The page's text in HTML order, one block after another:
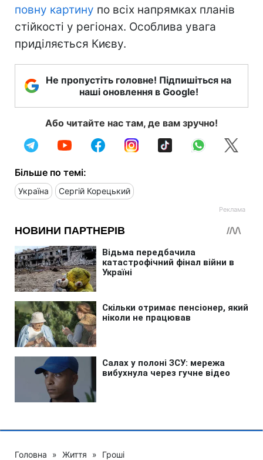
повну картину по всіх напрямках планів
стійкості у регіонах. Особлива увага
приділяється Києву.
Не пропустіть головне! Підпишіться на
наші оновлення в Google!
Або читайте нас там, де вам зручно!
Більше по темі:
Україна Сергій Корецький
Головна » Життя » Гроші